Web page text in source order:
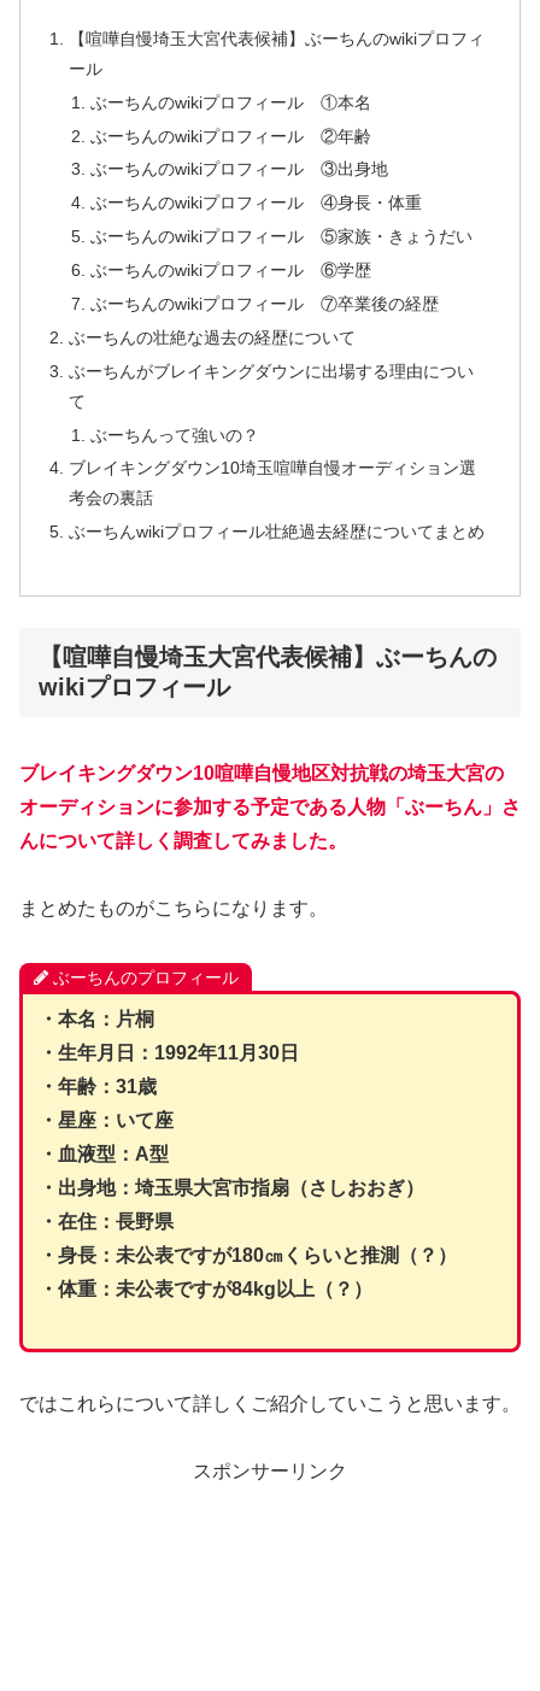
【喧嘩自慢埼玉大宮代表候補】ぶーちんのwikiプロフィ
ール
ぶーちんのwikiプロフィール ①本名
ぶーちんのwikiプロフィール ②年齢
ぶーちんのwikiプロフィール ③出身地
ぶーちんのwikiプロフィール ④身長・体重
ぶーちんのwikiプロフィール ⑤家族・きょうだい
ぶーちんのwikiプロフィール ⑥学歴
ぶーちんのwikiプロフィール ⑦卒業後の経歴
ぶーちんの壮絶な過去の経歴について
ぶーちんがブレイキングダウンに出場する理由につい
て
ぶーちんって強いの？
ブレイキングダウン10埼玉喧嘩自慢オーディション選
考会の裏話
ぶーちんwikiプロフィール壮絶過去経歴についてまとめ
【喧嘩自慢埼玉大宮代表候補】ぶーちんの
wikiプロフィール
ブレイキングダウン10喧嘩自慢地区対抗戦の埼玉大宮の
オーディションに参加する予定である人物「ぶーちん」さ
んについて詳しく調査してみました。
まとめたものがこちらになります。
ぶーちんのプロフィール
・本名：片桐
・生年月日：1992年11月30日
・年齢：31歳
・星座：いて座
・血液型：A型
・出身地：埼玉県大宮市指扇（さしおおぎ）
・在住：長野県
・身長：未公表ですが180㎝くらいと推測（？）
・体重：未公表ですが84kg以上（？）
ではこれらについて詳しくご紹介していこうと思います。
スポンサーリンク